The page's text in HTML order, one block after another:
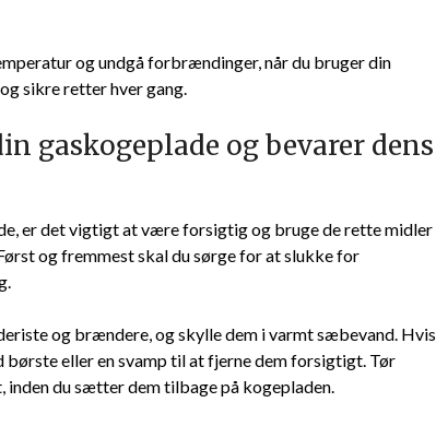
og undgå forbrændinger, når du bruger din
sikre retter hver gang.
gaskogeplade og bevarer dens
er det vigtigt at være forsigtig og bruge de rette midler
og fremmest skal du sørge for at slukke for
og brændere, og skylle dem i varmt sæbevand. Hvis
eller en svamp til at fjerne dem forsigtigt. Tør
inden du sætter dem tilbage på kogepladen.